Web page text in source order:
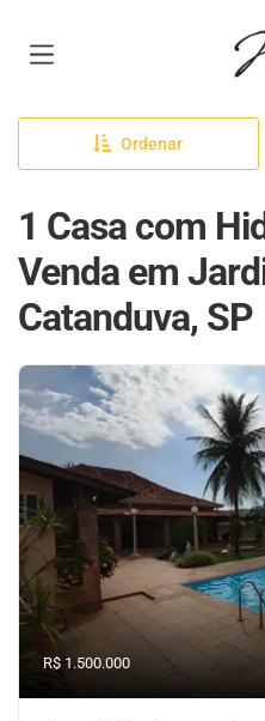
Ordenar
1 Casa com
Venda em
Catanduva, SP
R$ 1.500.000